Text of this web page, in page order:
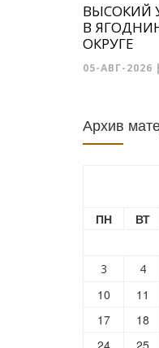
ВЫСОКИЙ
В
ОКРУГЕ
05-АВГ-2026 |
Архив
ПН
ВТ
3 4
10
11
17
18
24
25